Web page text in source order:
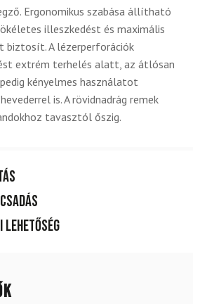
Ergonomikus szabása állítható
illeszkedést és maximális
biztosít. A lézerperforációk
extrém terhelés alatt, az átlósan
kényelmes használatot
is. A rövidnadrág remek
tavasztól őszig.
lehetőség